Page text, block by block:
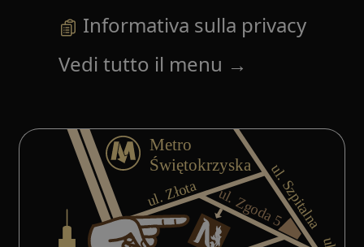
Informativa sulla privacy
Vedi tutto il menu →